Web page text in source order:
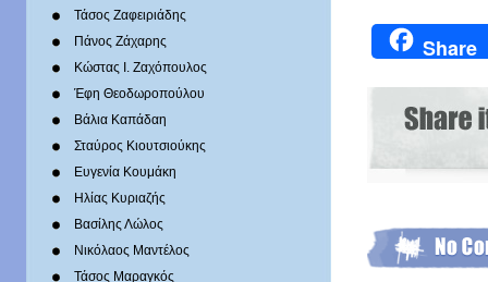
Τάσος Ζαφειριάδης
Πάνος Ζάχαρης
Κώστας Ι. Ζαχόπουλoς
Έφη Θεοδωροπούλου
Βάλια Καπάδαη
Σταύρος Κιουτσιούκης
Ευγενία Κουμάκη
Ηλίας Κυριαζής
Βασίλης Λώλος
Νικόλαος Μαντέλος
Τάσος Μαραγκός
Share